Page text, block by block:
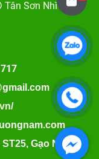
Tân Sơn Nhì
, Gạo Nếp